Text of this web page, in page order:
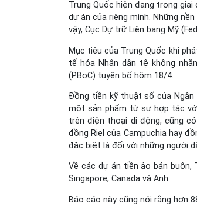
Trung Quốc hiện đang trong
dự án của riêng mình. Những
vậy, Cục Dự trữ Liên bang Mỹ
Mục tiêu của Trung Quốc khi
tế hóa Nhân dân tệ không
(PBoC) tuyên bố hôm 18/4.
Đồng tiền kỹ thuật số của Ngân
một sản phẩm từ sự hợp tác
trên điện thoại di động, cũng
đồng Riel của Campuchia hay
đặc biệt là đối với những người
Về các dự án tiền ảo bán buôn,
Singapore, Canada và Anh.
Báo cáo này cũng nói rằng hơn